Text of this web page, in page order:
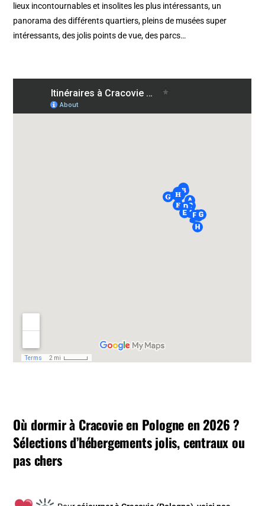
lieux incontournables et insolites les plus intéressants, un
panorama des différents quartiers, pleins de musées super
intéressants, des jolis points de vue, des parcs…
Où dormir à Cracovie en Pologne en 2026 ?
Sélections d’hébergements jolis, centraux ou
pas chers